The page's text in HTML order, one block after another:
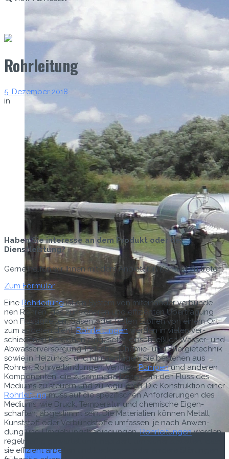
Titel-Thema
Rohrleitung
5. Dezember 2018
in
Haben Sie interesse an dem Produkt oder der
Dienstleistung?
Gerne helfen wir Ihnen mit dem Anbieter in Kontakt zu treten.
Zum Formular
Eine Rohrleitungist ein Sys­tem von miteinan­der ver­bun­de­
nen Rohren, das zur sicheren und effizien­ten Über­tra­gung
von Flüs­sigkeit­en, Gasen oder fes­ten Stof­fen von einem Ort
zum anderen dient.Rohrleitun­gen wer­den in vie­len ver­
schiede­nen Bere­ichen einge­set­zt, ein­schließlich Wass­er- und
Abwasserver­sorgung, Indus­trie, Chemie- und Energi­etech­nik
sowie in Heizungs- und Kli­maan­la­gen. Sie beste­hen aus
Rohren, Rohrverbindun­gen, Ven­tilen,Pumpenund anderen
Kom­po­nen­ten, die zusam­me­nar­beit­en, um den Fluss des
Medi­ums zu steuern und zu reg­ulieren. Die Kon­struk­tion ein­er
Rohrleitungmuss auf die spez­i­fis­chen Anforderun­gen des
Medi­ums, wie Druck, Tem­per­atur und chemis­che Eigen­
schaften, abges­timmt sein. Die Mate­ri­alien kön­nen Met­all,
Kun­st­stoff oder Ver­bund­stoffe umfassen, je nach Anwen­
dung und Umge­bungs­be­din­gun­gen.Rohrleitun­genwer­den
regelmäßig gewartet und inspiziert, um sicherzustellen, dass
sie effizient arbeit­en und Leck­a­gen oder andere Störun­gen